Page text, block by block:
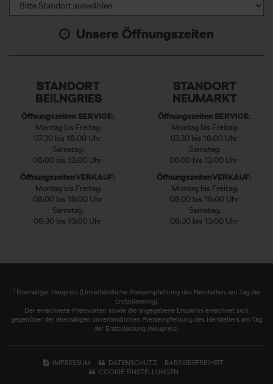
Unsere Öffnungszeiten
STANDORT
BEILNGRIES
Öffnungszeiten SERVICE:
Montag bis Freitag:
07:30 bis 18:00 Uhr
Samstag:
08:00 bis 12:00 Uhr
Öffnungszeiten VERKAUF:
Montag bis Freitag:
08:00 bis 18:00 Uhr
Samstag:
08:30 bis 13:00 Uhr
STANDORT
NEUMARKT
Öffnungszeiten SERVICE:
Montag bis Freitag:
07:30 bis 18:00 Uhr
Samstag:
08:00 bis 12:00 Uhr
Öffnungszeiten VERKAUF:
Montag bis Freitag:
08:00 bis 18:00 Uhr
Samstag:
08:30 bis 13:00 Uhr
1Ehemaliger Neupreis (Unverbindliche Preisempfehlung des Herstellers am Tag der
Erstzulassung).
Der errechnete Preisvorteil sowie die angegebene Ersparnis errechnet sich
gegenüber der ehemaligen unverbindlichen Preisempfehlung des Herstellers am Tag
der Erstzulassung (Neupreis).
IMPRESSUM DATENSCHUTZ
BARRIEREFREIHEIT
COOKIE EINSTELLUNGEN